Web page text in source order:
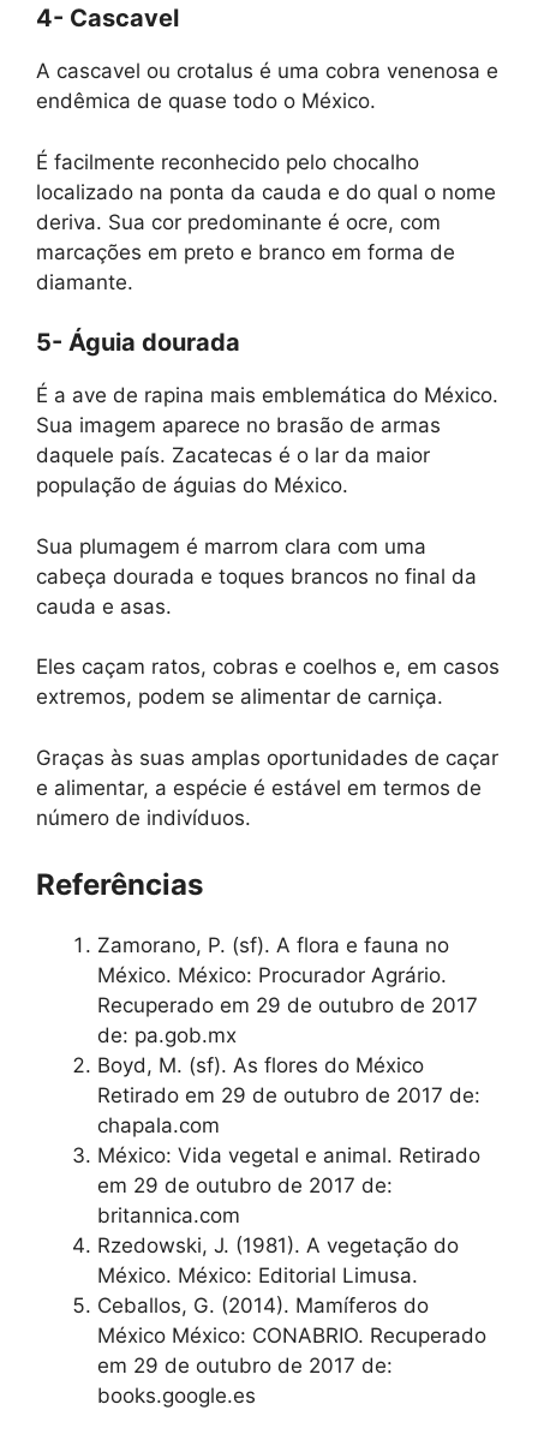
4- Cascavel
A cascavel ou crotalus é uma cobra venenosa e
endêmica de quase todo o México.
É facilmente reconhecido pelo chocalho
localizado na ponta da cauda e do qual o nome
deriva. Sua cor predominante é ocre, com
marcações em preto e branco em forma de
diamante.
5- Águia dourada
É a ave de rapina mais emblemática do México.
Sua imagem aparece no brasão de armas
daquele país. Zacatecas é o lar da maior
população de águias do México.
Sua plumagem é marrom clara com uma
cabeça dourada e toques brancos no final da
cauda e asas.
Eles caçam ratos, cobras e coelhos e, em casos
extremos, podem se alimentar de carniça.
Graças às suas amplas oportunidades de caçar
e alimentar, a espécie é estável em termos de
número de indivíduos.
Referências
Zamorano, P. (sf). A flora e fauna no
México. México: Procurador Agrário.
Recuperado em 29 de outubro de 2017
de: pa.gob.mx
Boyd, M. (sf). As flores do México
Retirado em 29 de outubro de 2017 de:
chapala.com
México: Vida vegetal e animal. Retirado
em 29 de outubro de 2017 de:
britannica.com
Rzedowski, J. (1981). A vegetação do
México. México: Editorial Limusa.
Ceballos, G. (2014). Mamíferos do
México México: CONABRIO. Recuperado
em 29 de outubro de 2017 de:
books.google.es